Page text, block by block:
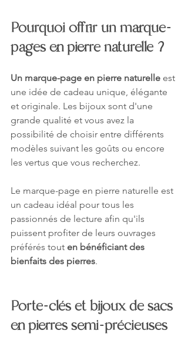
Pourquoi offrir un marque-
pages en pierre naturelle ?
Un marque-page en pierre naturelle est
une idée de cadeau unique, élégante
et originale. Les bijoux sont d'une
grande qualité et vous avez la
possibilité de choisir entre différents
modèles suivant les goûts ou encore
les vertus que vous recherchez.
Le marque-page en pierre naturelle est
un cadeau idéal pour tous les
passionnés de lecture afin qu'ils
puissent profiter de leurs ouvrages
préférés tout en bénéficiant des
bienfaits des pierres.
Porte-clés et bijoux de sacs
en pierres semi-précieuses